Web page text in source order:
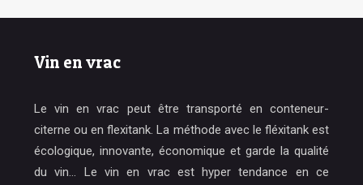
Vin en vrac
Le vin en vrac peut être transporté en conteneur-
citerne ou en flexitank. La méthode avec le fléxitank est
écologique, innovante, économique et garde la qualité
du vin… Le vin en vrac est hyper tendance en ce